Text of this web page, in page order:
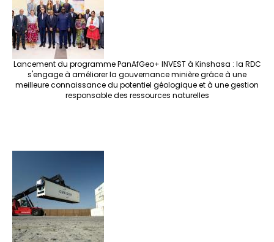
Lancement du programme PanAfGeo+ INVEST à Kinshasa : la RDC
s'engage à améliorer la gouvernance minière grâce à une
meilleure connaissance du potentiel géologique et à une gestion
responsable des ressources naturelles